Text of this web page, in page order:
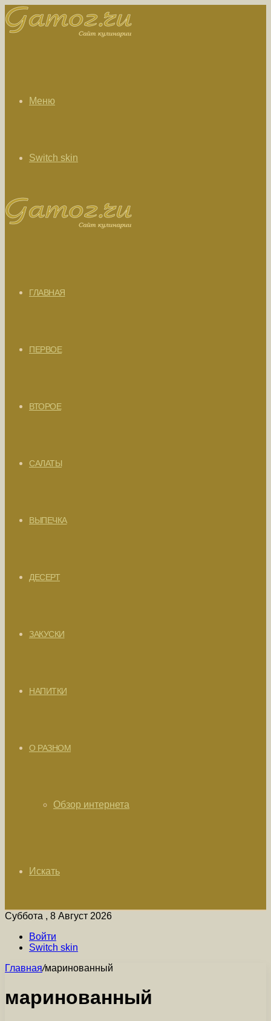
Меню
Switch skin
ГЛАВНАЯ
ПЕРВОЕ
ВТОРОЕ
САЛАТЫ
ВЫПЕЧКА
ДЕСЕРТ
ЗАКУСКИ
НАПИТКИ
О РАЗНОМ
Обзор интернета
Искать
Суббота , 8 Август 2026
Войти
Switch skin
Главная/маринованный
маринованный